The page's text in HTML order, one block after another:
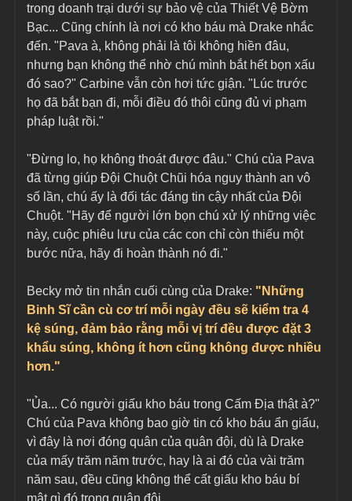
trong doanh trại dưới sự bảo vệ của Thiết Vệ Bờm
Bạc... Cũng chính là nơi có kho báu mà Drake nhắc
đến. "Pava à, không phải là tôi không hiền đâu,
nhưng bạn không thể nhờ chú mình bắt hết bọn xấu
đó sao?" Carbine vẫn còn hơi tức giận. "Lúc trước
họ đã bắt bạn đi, mỗi điều đó thôi cũng đủ vi phạm
pháp luật rồi."
"Đừng lo, họ không thoát được đâu." Chú của Pava
đã từng giúp Đội Chuột Chũi hóa nguy thành an vô
số lần, chú ấy là đối tác đáng tin cậy nhất của Đội
Chuột. "Hãy để người lớn bọn chú xử lý những việc
này, cuộc phiêu lưu của các con chỉ còn thiếu một
bước nữa, hãy đi hoàn thành nó đi."
Becky mở tin nhắn cuối cùng của Drake: "Những
Binh Sĩ cần cù cơ trí mỗi ngày đều sẽ kiểm tra 4
kệ súng, đảm bảo rằng mỗi vị trí đều được đặt 3
khẩu súng, không ít hơn cũng không được nhiều
hơn."
"Ủa... Có người giấu kho báu trong Cấm Địa thật à?"
Chú của Pava không bao giờ tin có kho báu ẩn giấu,
vì đây là nơi đóng quân của quân đội, dù là Drake
của mấy trăm năm trước, hay là ai đó của vài trăm
năm sau, đều cũng không thể cất giấu kho báu bí
mật gì đó trong quân đội.